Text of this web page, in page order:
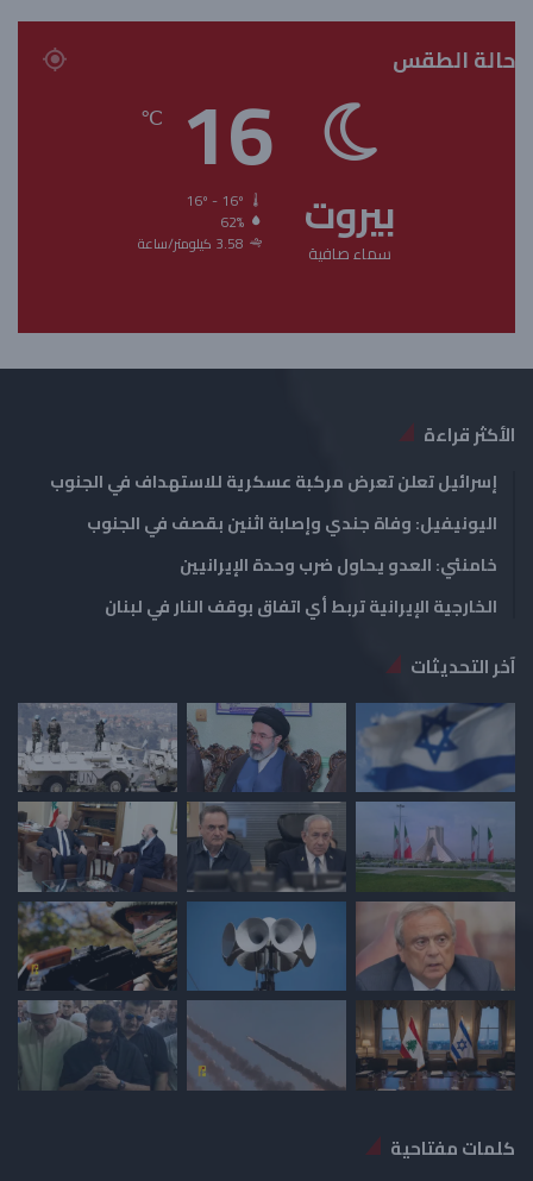
ة
ا
ل
س
ق
ة
ي
ة
حالة الطقس
بيروت
سماء صافية
16
℃
62%
3.58 كيلومتر/ساعة
الأكثر قراءة
إسرائيل تعلن تعرض مركبة عسكرية للاستهداف في الجنوب
اليونيفيل: وفاة جندي وإصابة اثنين بقصف في الجنوب
خامنئي: العدو يحاول ضرب وحدة الإيرانيين
الخارجية الإيرانية تربط أي اتفاق بوقف النار في لبنان
آخر التحديثات
كلمات مفتاحية